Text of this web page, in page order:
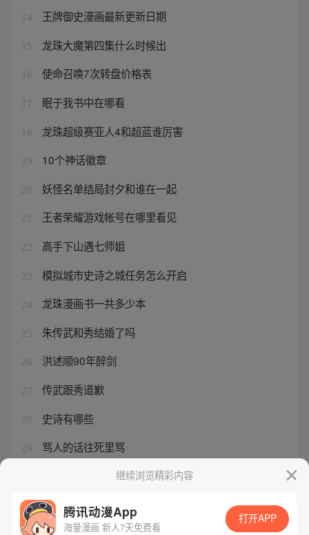
14 王牌御史漫画最新更新日期
15 龙珠大魔第四集什么时候出
16 使命召唤7次转盘价格表
17 眠于我书中在哪看
18 龙珠超级赛亚人4和超蓝谁厉害
19 10个神话徽章
20 妖怪名单结局封夕和谁在一起
21 王者荣耀游戏帐号在哪里看见
22 高手下山遇七师姐
23 模拟城市史诗之城任务怎么开启
24 龙珠漫画书一共多少本
25 朱传武和秀结婚了吗
26 洪述顺90年醉剑
27 传武跟秀道歉
28 史诗有哪些
29 骂人的话往死里骂
王牌御史阎姐时装继续浏览精彩内容
腾讯动漫App
海量漫画 新人7天免费看
打开APP